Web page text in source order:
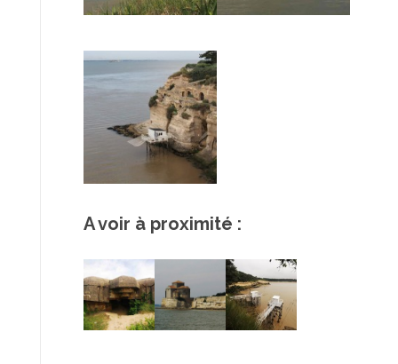
A voir à proximité :